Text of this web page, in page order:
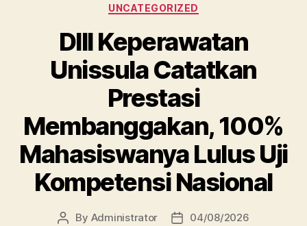
Categories
UNCATEGORIZED
DIII Keperawatan
Unissula Catatkan
Prestasi
Membanggakan, 100%
Mahasiswanya Lulus Uji
Kompetensi Nasional
Post
By Administrator
Post04/08/2026